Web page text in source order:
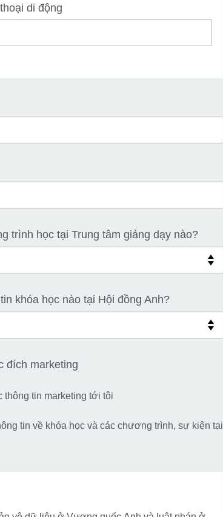
di động
trình học tại Trung tâm giảng dạy nào?
khóa học nào tại Hội đồng Anh?
đích marketing
thông tin marketing tới tôi
tin về khóa học và các chương trình, sự kiện tại